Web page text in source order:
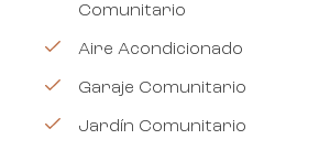
Comunitario
Aire Acondicionado
Garaje Comunitario
Jardín Comunitario